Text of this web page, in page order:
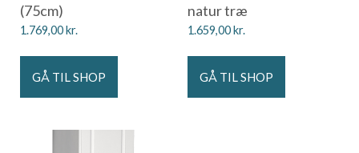
(75cm)
1.769,00kr.
GÅ TIL SHOP
natur træ
1.659,00kr.
GÅ TIL SHOP